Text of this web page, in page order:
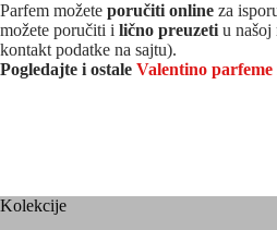
Parfem možete poručiti online za
možete poručiti i lično preuzetiu našoj
kontakt podatke na sajtu).
Pogledajte i ostale Valentino parfeme
Kolekcije